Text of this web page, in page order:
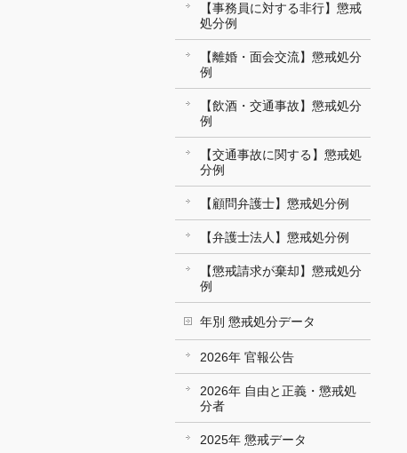
【事務員に対する非行】懲戒
処分例
【離婚・面会交流】懲戒処分
例
【飲酒・交通事故】懲戒処分
例
【交通事故に関する】懲戒処
分例
【顧問弁護士】懲戒処分例
【弁護士法人】懲戒処分例
【懲戒請求が棄却】懲戒処分
例
年別 懲戒処分データ
2026年 官報公告
2026年 自由と正義・懲戒処
分者
2025年 懲戒データ